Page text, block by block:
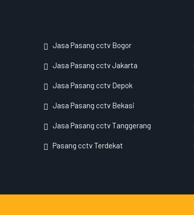
Jasa Pasang cctv Bogor
Jasa Pasang cctv Jakarta
Jasa Pasang cctv Depok
Jasa Pasang cctv Bekasi
Jasa Pasang cctv Tanggerang
Pasang cctv Terdekat